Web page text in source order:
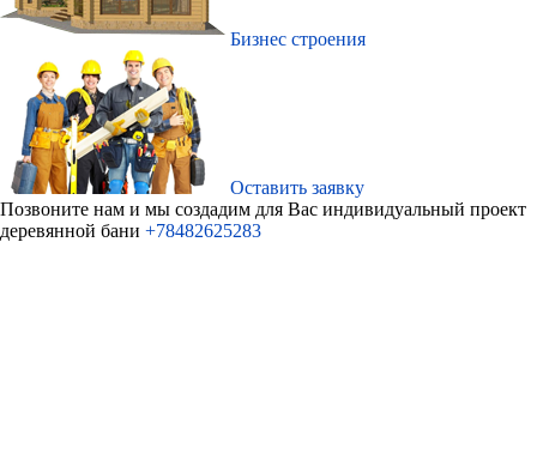
Бизнес строения
Оставить заявку
Позвоните нам и мы создадим для Ваc индивидуальный проект
деревянной бани +78482625283